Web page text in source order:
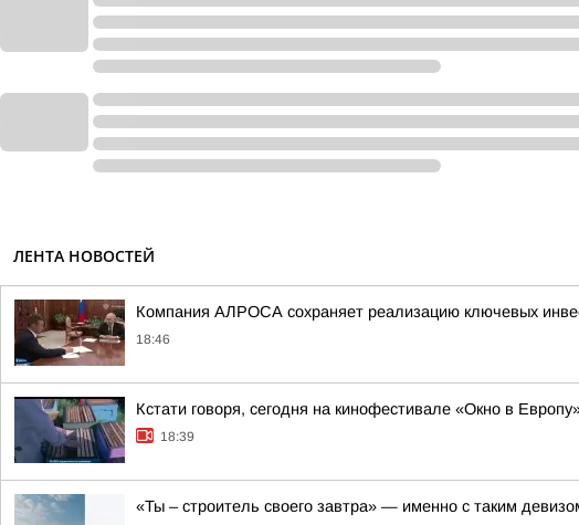
ЛЕНТА НОВОСТЕЙ
Компания АЛРОСА сохраняет реализацию ключевых
18:46
Кстати говоря, сегодня на кинофестивале «Окно в
18:39
«Ты – строитель своего завтра» — именно с таким